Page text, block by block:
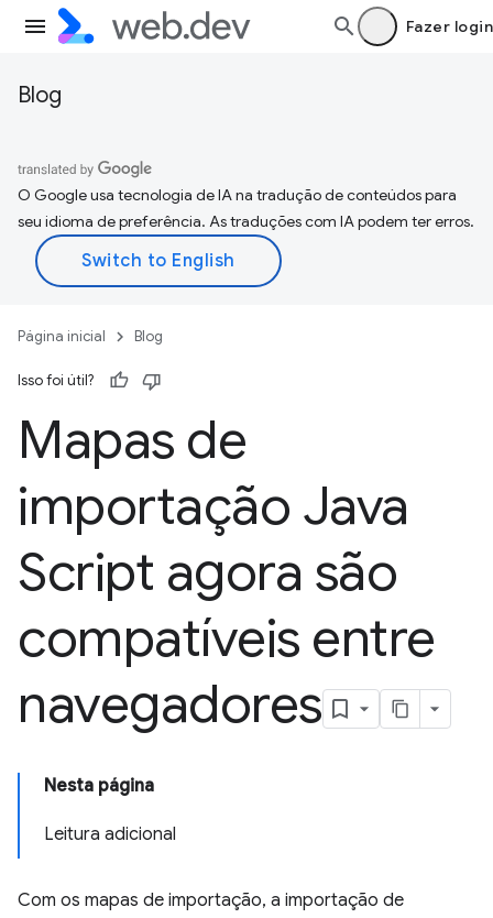
Fazer login
Blog
O Google usa tecnologia de IA na tradução de conteúdos para
seu idioma de preferência. As traduções com IA podem ter erros.
Página inicial Blog
Isso foi útil?
Mapas de
importação Java
Script agora são
compatíveis entre
navegadores
Nesta página
Leitura adicional
Com os mapas de importação, a importação de